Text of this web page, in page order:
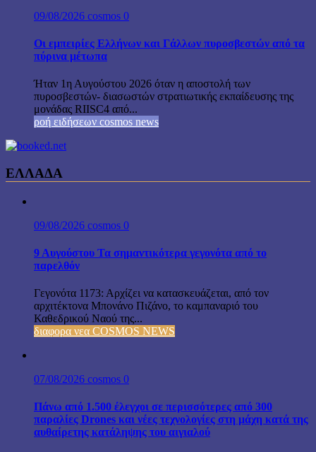
09/08/2026 cosmos 0
Οι εμπειρίες Ελλήνων και Γάλλων πυροσβεστών από τα
πύρινα μέτωπα
Ήταν 1η Αυγούστου 2026 όταν η αποστολή των
πυροσβεστών- διασωστών στρατιωτικής εκπαίδευσης της
μονάδας RIISC4 από...
ροή ειδήσεων cosmos news
ΕΛΛΑΔΑ
09/08/2026 cosmos 0
9 Αυγούστου Τα σημαντικότερα γεγονότα από το
παρελθόν
Γεγονότα 1173: Αρχίζει να κατασκευάζεται, από τον
αρχιτέκτονα Μπονάνο Πιζάνο, το καμπαναριό του
Καθεδρικού Ναού της...
διαφορα νεα COSMOS NEWS
07/08/2026 cosmos 0
Πάνω από 1.500 έλεγχοι σε περισσότερες από 300
παραλίες Drones και νέες τεχνολογίες στη μάχη κατά της
αυθαίρετης κατάληψης του αιγιαλού